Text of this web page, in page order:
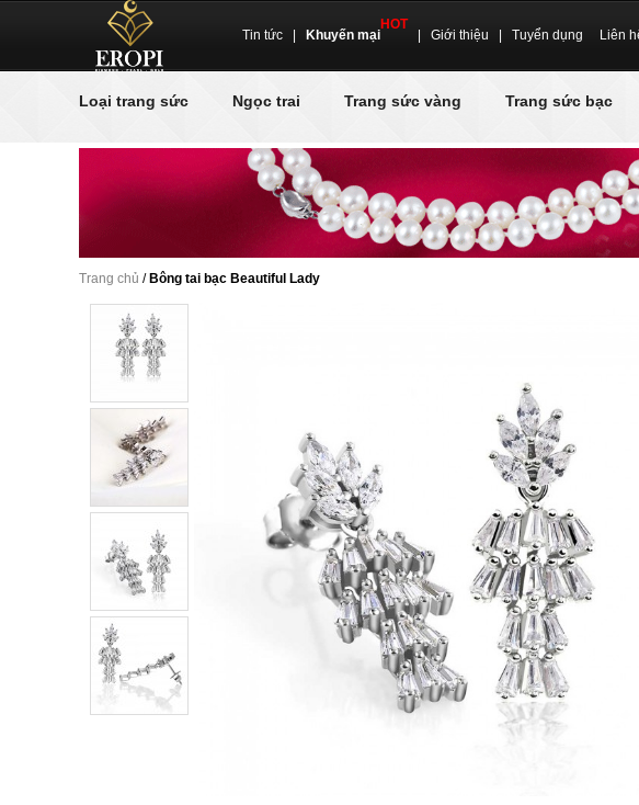
Tin tức Khuyến mại
HOT
Giới thiệu Tuyển dụng Liên
Loại trang sức Ngọc trai Trang sức vàng Trang sức bạc
Trang chủ / Bông tai bạc Beautiful Lady